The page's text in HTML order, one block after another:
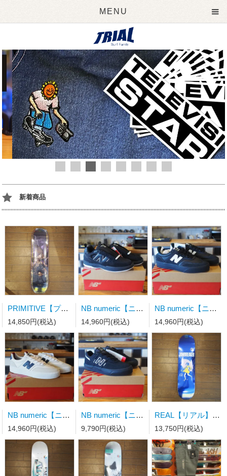
MENU
新着商品
PRIMITIVE【プリミティブ】スケートボードデッキ MOTA CLASH PURPLE 8.0×31.75wb14.19
14,850円(税込)
NB numeric【ニューバランス】スケートシューズ UN808LSC
14,960円(税込)
NB numeric【ニューバランス】スケートシューズ UN340YRW 23.0ｃｍ
14,960円(税込)
NB numeric【ニューバランス】スケートシューズ UN340WVS
14,960円(税込)
NB numeric【ニューバランス】スケートシューズ Y306BSD キッズ
9,790円(税込)
REAL【リアル】スケートボードデッキ TEAM JAWBREAKER BLUE FOIL 8.25" x 32"wb14.38
13,750円(税込)